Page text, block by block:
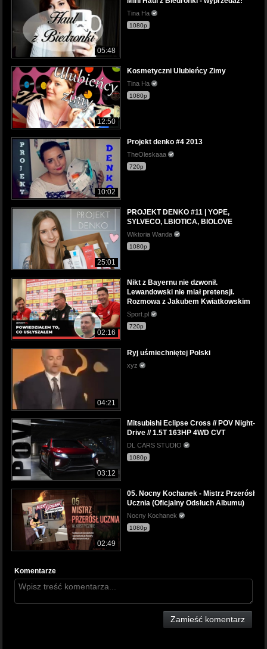
05:48
Tina Ha
1080p
12:50
Kosmetyczni Ulubieńcy Zimy
Tina Ha
1080p
10:02
Projekt denko #4 2013
TheOleskaaa
720p
25:01
PROJEKT DENKO #11 | YOPE,
SYLVECO, LBIOTICA, BIOLOVE
Wiktoria Wanda
1080p
02:16
Nikt z Bayernu nie dzwonił.
Lewandowski nie miał pretensji.
Rozmowa z Jakubem Kwiatkowskim
Sport.pl
720p
04:21
Ryj uśmiechniętej Polski
xyz
03:12
Mitsubishi Eclipse Cross // POV Night-
Drive // 1.5T 163HP 4WD CVT
DL CARS STUDIO
1080p
02:49
05. Nocny Kochanek - Mistrz Przerósł
Ucznia (Oficjalny Odsłuch Albumu)
Nocny Kochanek
1080p
Komentarze
Zamieść komentarz